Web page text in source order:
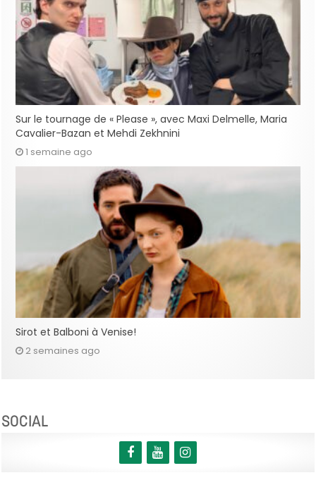
Sur le tournage de « Please », avec Maxi Delmelle, Maria
Cavalier-Bazan et Mehdi Zekhnini
1 semaine ago
Sirot et Balboni à Venise!
2 semaines ago
SOCIAL